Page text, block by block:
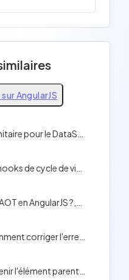
AngularJS